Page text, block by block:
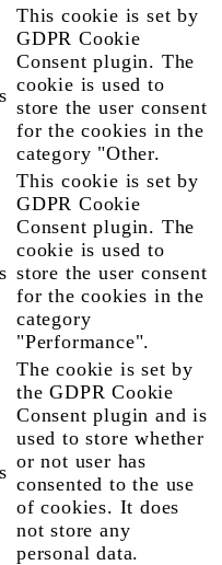
This cookie is set by
GDPR Cookie
Consent plugin. The
cookie is used to
store the user consent
for the cookies in the
category "Other.
This cookie is set by
GDPR Cookie
Consent plugin. The
cookie is used to
store the user consent
for the cookies in the
category
"Performance".
The cookie is set by
the GDPR Cookie
Consent plugin and is
used to store whether
or not user has
consented to the use
of cookies. It does
not store any
personal data.